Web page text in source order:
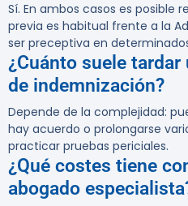
Sí. En ambos casos es posible
previa es habitual frente a la
ser preceptiva en
¿Cuánto suele
de indemnización?
Depende de la complejidad:
hay acuerdo o prolongarse
practicar pruebas periciales.
¿Qué costes tiene
abogado